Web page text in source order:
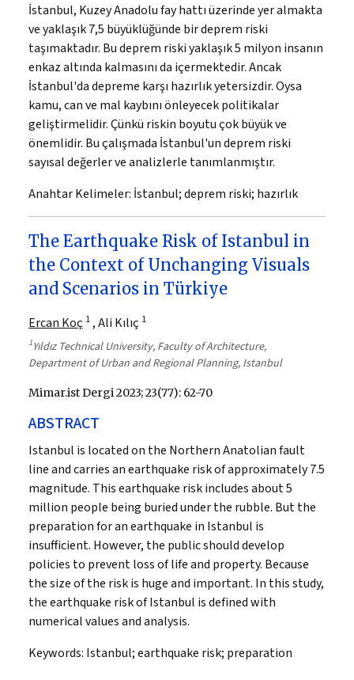
İstanbul, Kuzey Anadolu fay hattı üzerinde yer almakta
ve yaklaşık 7,5 büyüklüğünde bir deprem riski
taşımaktadır. Bu deprem riski yaklaşık 5 milyon insanın
enkaz altında kalmasını da içermektedir. Ancak
İstanbul'da depreme karşı hazırlık yetersizdir. Oysa
kamu, can ve mal kaybını önleyecek politikalar
geliştirmelidir. Çünkü riskin boyutu çok büyük ve
önemlidir. Bu çalışmada İstanbul'un deprem riski
sayısal değerler ve analizlerle tanımlanmıştır.
Anahtar Kelimeler: İstanbul; deprem riski; hazırlık
The Earthquake Risk of Istanbul in
the Context of Unchanging Visuals
and Scenarios in Türkiye
Ercan Koç 1 , Ali Kılıç 1
1Yıldız Technical University, Faculty of Architecture,
Department of Urban and Regional Planning, Istanbul
Mimar.ist Dergi 2023; 23(77): 62-70
ABSTRACT
Istanbul is located on the Northern Anatolian fault
line and carries an earthquake risk of approximately 7.5
magnitude. This earthquake risk includes about 5
million people being buried under the rubble. But the
preparation for an earthquake in Istanbul is
insufficient. However, the public should develop
policies to prevent loss of life and property. Because
the size of the risk is huge and important. In this study,
the earthquake risk of Istanbul is defined with
numerical values and analysis.
Keywords: Istanbul; earthquake risk; preparation